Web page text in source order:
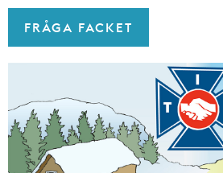
FRÅGA FACKET